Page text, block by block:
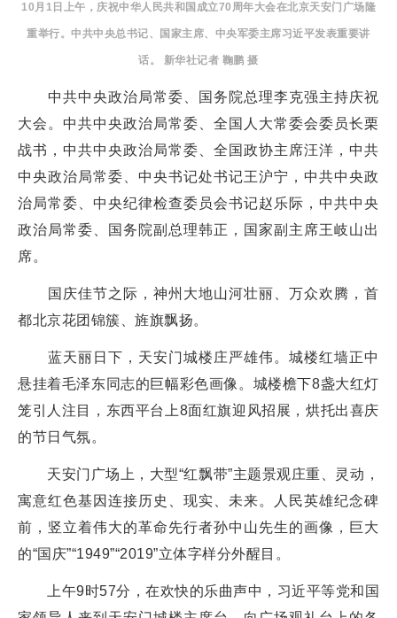
10月1日上午，庆祝中华人民共和国成立70周年大会在北京天安门广场隆
重举行。中共中央总书记、国家主席、中央军委主席习近平发表重要讲
话。 新华社记者 鞠鹏 摄
中共中央政治局常委、国务院总理李克强主持庆祝
大会。中共中央政治局常委、全国人大常委会委员长栗
战书，中共中央政治局常委、全国政协主席汪洋，中共
中央政治局常委、中央书记处书记王沪宁，中共中央政
治局常委、中央纪律检查委员会书记赵乐际，中共中央
政治局常委、国务院副总理韩正，国家副主席王岐山出
席。
国庆佳节之际，神州大地山河壮丽、万众欢腾，首
都北京花团锦簇、旌旗飘扬。
蓝天丽日下，天安门城楼庄严雄伟。城楼红墙正中
悬挂着毛泽东同志的巨幅彩色画像。城楼檐下8盏大红灯
笼引人注目，东西平台上8面红旗迎风招展，烘托出喜庆
的节日气氛。
天安门广场上，大型“红飘带”主题景观庄重、灵动，
寓意红色基因连接历史、现实、未来。人民英雄纪念碑
前，竖立着伟大的革命先行者孙中山先生的画像，巨大
的“国庆”“1949”“2019”立体字样分外醒目。
上午9时57分，在欢快的乐曲声中，习近平等党和国